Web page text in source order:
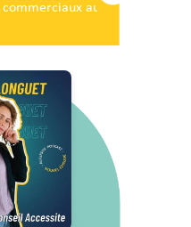
commerciaux au service du